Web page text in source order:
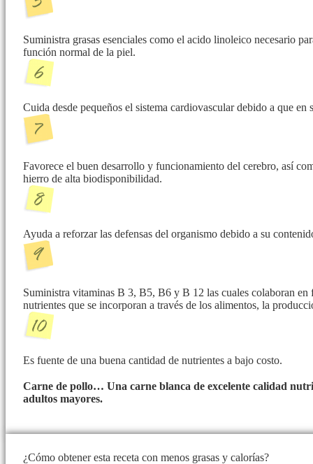
Suministra grasas esenciales como el acido linoleico necesario
función normal de la piel.
Cuida desde pequeños el sistema cardiovascular debido a que
Favorece el buen desarrollo y funcionamiento del cerebro, así
hierro de alta biodisponibilidad.
Ayuda a reforzar las defensas del organismo debido a su
Suministra vitaminas B 3, B5, B6 y B 12 las cuales colaboran
nutrientes que se incorporan a través de los alimentos, la
Es fuente de una buena cantidad de nutrientes a bajo costo.
Carne de pollo… Una carne blanca de excelente calidad
adultos mayores.
¿Cómo obtener esta receta con menos grasas y calorías?